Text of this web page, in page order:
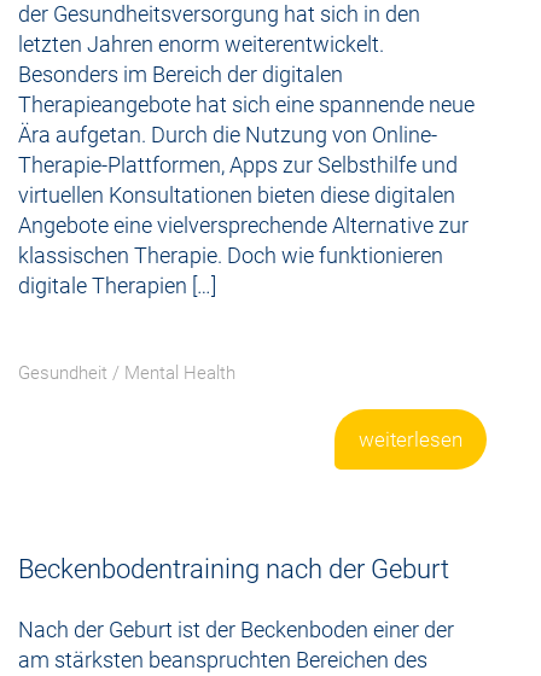
der Gesundheitsversorgung hat sich in den
letzten Jahren enorm weiterentwickelt.
Besonders im Bereich der digitalen
Therapieangebote hat sich eine spannende neue
Ära aufgetan. Durch die Nutzung von Online-
Therapie-Plattformen, Apps zur Selbsthilfe und
virtuellen Konsultationen bieten diese digitalen
Angebote eine vielversprechende Alternative zur
klassischen Therapie. Doch wie funktionieren
digitale Therapien […]
Gesundheit / Mental Health
weiterlesen
Beckenbodentraining nach der Geburt
Nach der Geburt ist der Beckenboden einer der
am stärksten beanspruchten Bereichen des